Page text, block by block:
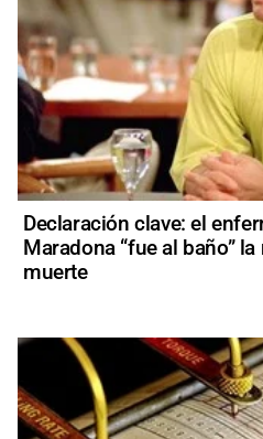
Declaración clave: el
Maradona “fue al baño”
muerte